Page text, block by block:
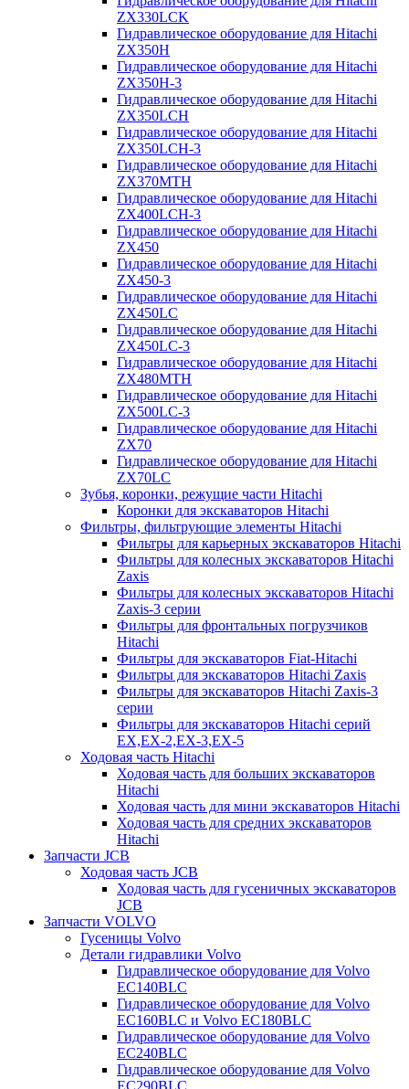
ZX330LCK
Гидравлическое оборудование для Hitachi
ZX350H
Гидравлическое оборудование для Hitachi
ZX350H-3
Гидравлическое оборудование для Hitachi
ZX350LCH
Гидравлическое оборудование для Hitachi
ZX350LCH-3
Гидравлическое оборудование для Hitachi
ZX370MTH
Гидравлическое оборудование для Hitachi
ZX400LCH-3
Гидравлическое оборудование для Hitachi
ZX450
Гидравлическое оборудование для Hitachi
ZX450-3
Гидравлическое оборудование для Hitachi
ZX450LC
Гидравлическое оборудование для Hitachi
ZX450LC-3
Гидравлическое оборудование для Hitachi
ZX480MTH
Гидравлическое оборудование для Hitachi
ZX500LC-3
Гидравлическое оборудование для Hitachi
ZX70
Гидравлическое оборудование для Hitachi
ZX70LC
Зубья, коронки, режущие части Hitachi
Коронки для экскаваторов Hitachi
Фильтры, фильтрующие элементы Hitachi
Фильтры для карьерных экскаваторов Hitachi
Фильтры для колесных экскаваторов Hitachi
Zaxis
Фильтры для колесных экскаваторов Hitachi
Zaxis-3 серии
Фильтры для фронтальных погрузчиков
Hitachi
Фильтры для экскаваторов Fiat-Hitachi
Фильтры для экскаваторов Hitachi Zaxis
Фильтры для экскаваторов Hitachi Zaxis-3
серии
Фильтры для экскаваторов Hitachi серий
EX,EX-2,EX-3,EX-5
Ходовая часть Hitachi
Ходовая часть для больших экскаваторов
Hitachi
Ходовая часть для мини экскаваторов Hitachi
Ходовая часть для средних экскаваторов
Hitachi
Запчасти JCB
Ходовая часть JCB
Ходовая часть для гусеничных экскаваторов
JCB
Запчасти VOLVO
Гусеницы Volvo
Детали гидравлики Volvo
Гидравлическое оборудование для Volvo
EC140BLC
Гидравлическое оборудование для Volvo
EC160BLC и Volvo EC180BLC
Гидравлическое оборудование для Volvo
EC240BLC
Гидравлическое оборудование для Volvo
EC290BLC